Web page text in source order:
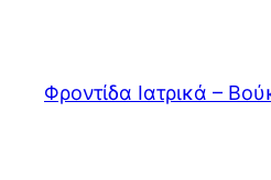
περιεχόμενο
Φροντίδα Ιατρικά –